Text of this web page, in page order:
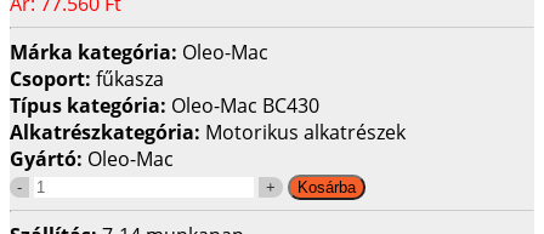
Márka kategória: Oleo-Mac
Csoport: fűkasza
Típus kategória: Oleo-Mac BC430
Alkatrészkategória: Motorikus alkatrészek
Gyártó: Oleo-Mac